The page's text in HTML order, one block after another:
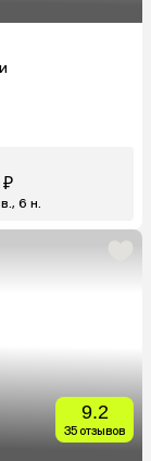
₽
6 н.
9.2
35 отзывов